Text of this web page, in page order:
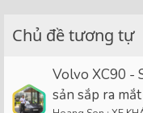
Chủ đề tương tự
Volvo XC90 -
sản sắp ra